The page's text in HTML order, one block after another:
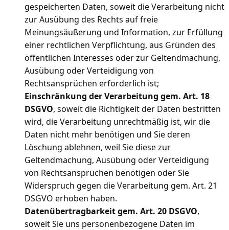
gespeicherten Daten, soweit die Verarbeitung nicht
zur Ausübung des Rechts auf freie
Meinungsäußerung und Information, zur Erfüllung
einer rechtlichen Verpflichtung, aus Gründen des
öffentlichen Interesses oder zur Geltendmachung,
Ausübung oder Verteidigung von
Rechtsansprüchen erforderlich ist;
Einschränkung der Verarbeitung gem. Art. 18
DSGVO, soweit die Richtigkeit der Daten bestritten
wird, die Verarbeitung unrechtmäßig ist, wir die
Daten nicht mehr benötigen und Sie deren
Löschung ablehnen, weil Sie diese zur
Geltendmachung, Ausübung oder Verteidigung
von Rechtsansprüchen benötigen oder Sie
Widerspruch gegen die Verarbeitung gem. Art. 21
DSGVO erhoben haben.
Datenübertragbarkeit gem. Art. 20 DSGVO,
soweit Sie uns personenbezogene Daten im